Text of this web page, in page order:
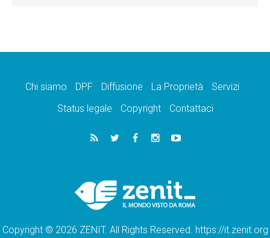
Chi siamo DPF Diffusione La Proprietà
Servizi
Status legale
Copyright Contattaci
Copyright © 2026 ZENIT. All Rights Reserved. https://it.zenit.org